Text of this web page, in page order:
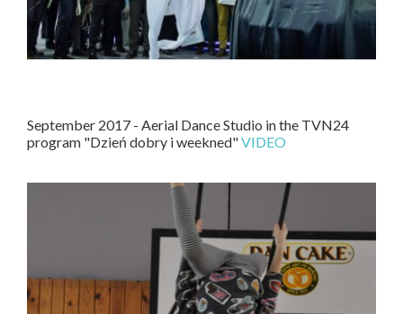
September 2017 - Aerial Dance Studio in the TVN24
program "Dzień dobry i weekned"VIDEO